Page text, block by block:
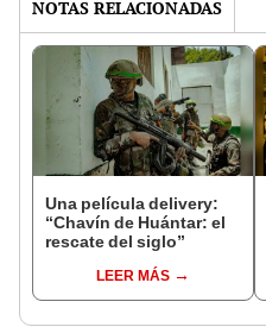
NOTAS RELACIONADAS
Una película delivery:
“Chavín de Huántar: el
rescate del siglo”
LEER MÁS